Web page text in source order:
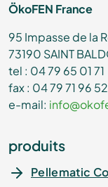
ÖkoFEN France
95 Impasse de la
73190 SAINT
tel : 04 79 65 01 71
fax : 04 79 71 96 52
e-mail:
produits
Pellematic